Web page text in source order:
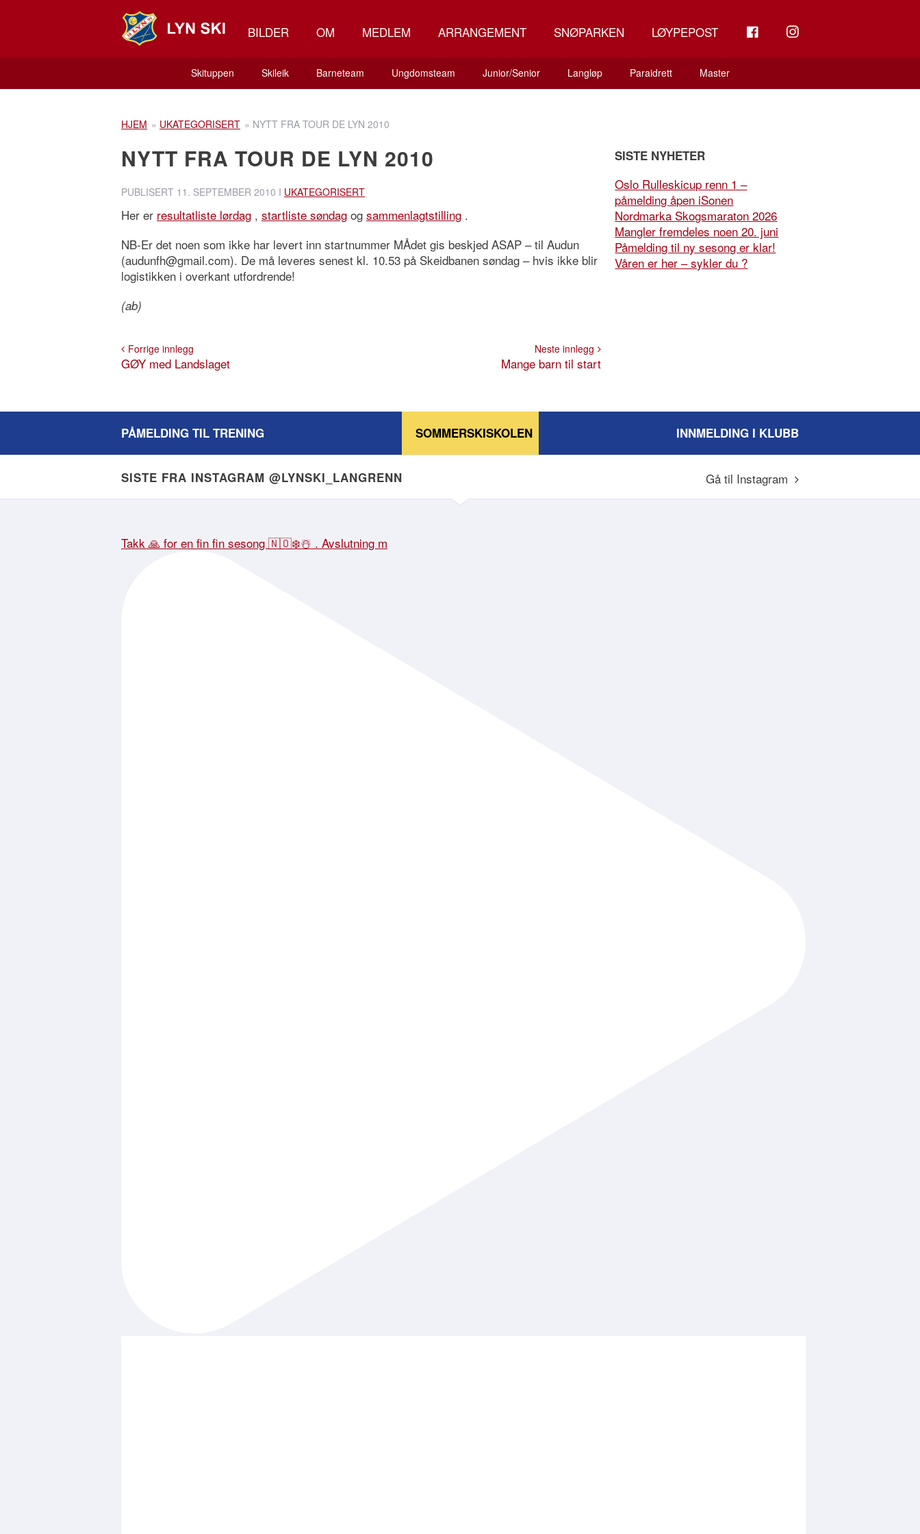
BILDER OM MEDLEM ARRANGEMENT SNØPARKEN LØYPEPOST INSTAGRAM
Skituppen Skileik Barneteam Ungdomsteam Junior/Senior Langløp Paraidrett Master
HJEM » UKATEGORISERT » NYTT FRA TOUR DE LYN 2010
NYTT FRA TOUR DE LYN 2010
PUBLISERT 11. SEPTEMBER 2010 I UKATEGORISERT
Her er resultatliste lørdag , startliste søndag og sammenlagtstilling .
NB-Er det noen som ikke har levert inn startnummer MÅdet gis beskjed ASAP – til Audun
(audunfh@gmail.com). De må leveres senest kl. 10.53 på Skeidbanen søndag – hvis ikke blir
logistikken i overkant utfordrende!
(ab)
Forrige innlegg
GØY med Landslaget
Neste innlegg
Mange barn til start
SISTE NYHETER
Oslo Rulleskicup renn 1 –
påmelding åpen iSonen
Nordmarka Skogsmaraton 2026
Mangler fremdeles noen 20. juni
Påmelding til ny sesong er klar!
Våren er her – sykler du ?
PÅMELDING TIL TRENING INNMELDING I KLUBB
SOMMERSKISKOLEN
SISTE FRA INSTAGRAM @LYNSKI_LANGRENN Gå til Instagram
Takk 🙏 for en fin fin sesong 🇳🇴❄️☃️ . Avslutning m